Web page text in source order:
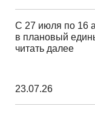
С 27 июля по 16
в плановый
читать далее
23.07.26